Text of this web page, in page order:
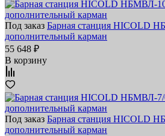
Под заказ Барная станция HICOLD
дополнительный карман
55 648 ₽
В корзину
Под заказ Барная станция HICOLD
дополнительный карман